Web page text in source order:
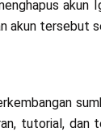
akun
akun tersebut
tutorial,